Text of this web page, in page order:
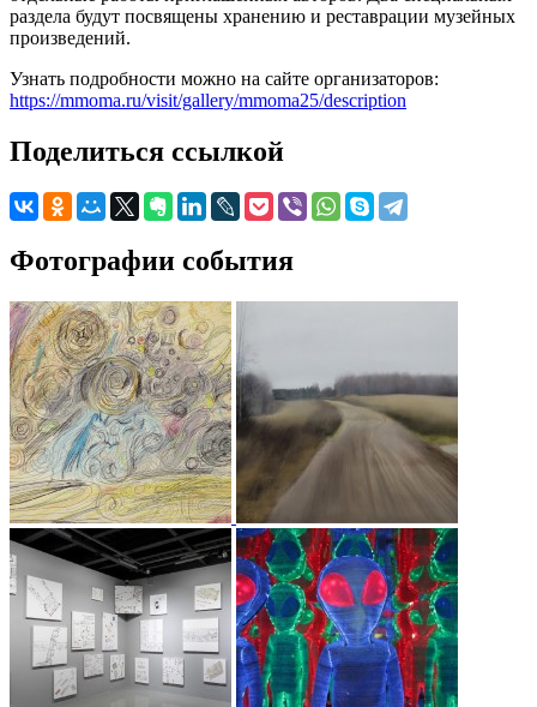
раздела будут посвящены хранению и реставрации музейных
произведений.
Узнать подробности можно на сайте организаторов:
https://mmoma.ru/visit/gallery/mmoma25/description
Поделиться ссылкой
Фотографии события